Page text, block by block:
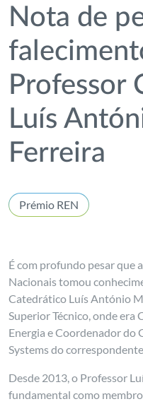
Nota de
Professor
Luís
Ferreira
Prémio REN
É com profundo pesar que
Nacionais tomou
Catedrático Luís António
Superior Técnico, onde
Energia e Coordenador do
Systems do
Desde 2013, o Professor
fundamental como